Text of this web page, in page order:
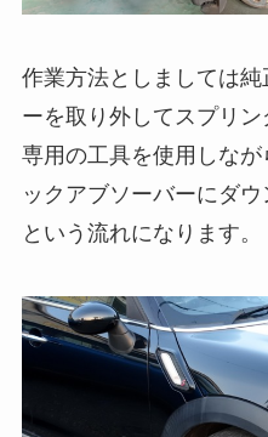
作業方法としましては
ーを取り外してスプリ
専用の工具を使用しな
ックアブソーバーにダ
という流れになります。